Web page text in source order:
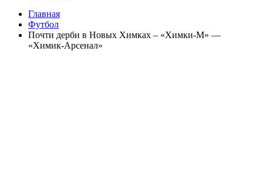
Главная
Футбол
Почти дерби в Новых Химках – «Химки-М» —
«Химик-Арсенал»